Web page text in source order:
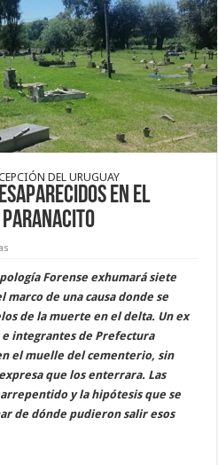
DEL URUGUAY
en el
Forense exhumará siete
marco de una causa donde se
de la muerte en el delta. Un ex
integrantes de Prefectura
el muelle del cementerio, sin
que los enterrara. Las
y la hipótesis que se
de dónde pudieron salir esos